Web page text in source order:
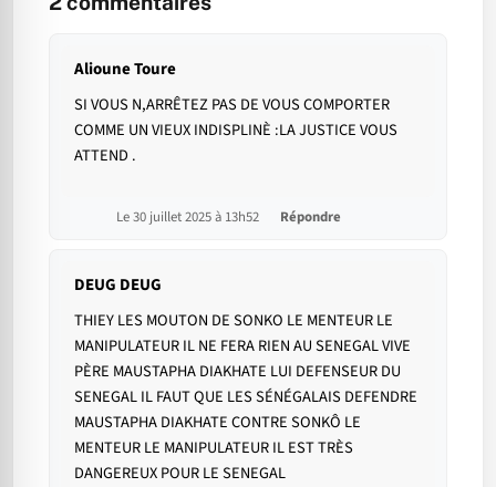
Alioune Toure
SI VOUS N,ARRÊTEZ PAS DE VOUS COMPORTER
COMME UN VIEUX INDISPLINÈ :LA JUSTICE VOUS
ATTEND .
Le 30 juillet 2025 à 13h52 Répondre
DEUG DEUG
THIEY LES MOUTON DE SONKO LE MENTEUR LE
MANIPULATEUR IL NE FERA RIEN AU SENEGAL VIVE
PÈRE MAUSTAPHA DIAKHATE LUI DEFENSEUR DU
SENEGAL IL FAUT QUE LES SÉNÉGALAIS DEFENDRE
MAUSTAPHA DIAKHATE CONTRE SONKÔ LE
MENTEUR LE MANIPULATEUR IL EST TRÈS
DANGEREUX POUR LE SENEGAL